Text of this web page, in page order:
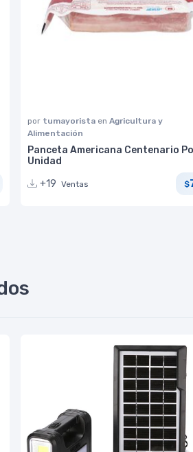
por tumayorista en Agricultura y
Alimentación
Panceta Americana Centenario
Unidad
+19 Ventas $